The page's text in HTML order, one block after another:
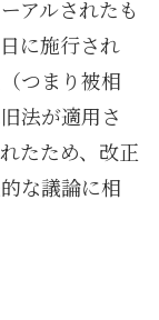
アルされたも
に施行され
つまり被相
法が適用さ
たため、改正
な議論に相